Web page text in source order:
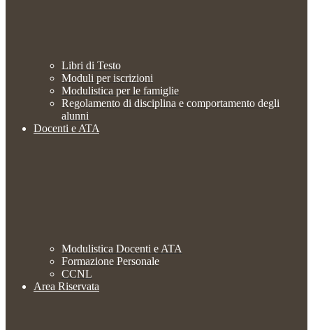
Libri di Testo
Moduli per iscrizioni
Modulistica per le famiglie
Regolamento di disciplina e comportamento degli
alunni
Docenti e ATA
Modulistica Docenti e ATA
Formazione Personale
CCNL
Area Riservata